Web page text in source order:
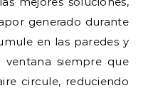
generado durante
en las paredes y
siempre que
circule, reduciendo